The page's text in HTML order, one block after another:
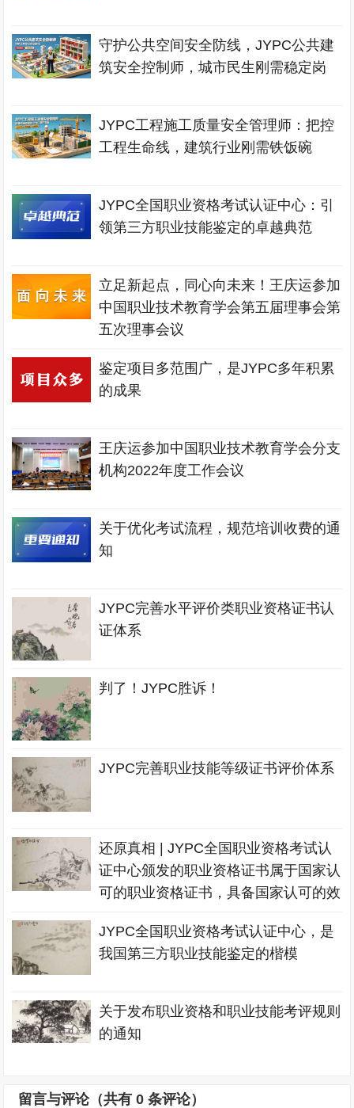
守护公共空间安全防线，JYPC公共建
筑安全控制师，城市民生刚需稳定岗
JYPC工程施工质量安全管理师：把控
工程生命线，建筑行业刚需铁饭碗
JYPC全国职业资格考试认证中心：引
领第三方职业技能鉴定的卓越典范
立足新起点，同心向未来！王庆运参加
中国职业技术教育学会第五届理事会第
五次理事会议
鉴定项目多范围广，是JYPC多年积累
的成果
王庆运参加中国职业技术教育学会分支
机构2022年度工作会议
关于优化考试流程，规范培训收费的通
知
JYPC完善水平评价类职业资格证书认
证体系
判了！JYPC胜诉！
JYPC完善职业技能等级证书评价体系
还原真相 | JYPC全国职业资格考试认
证中心颁发的职业资格证书属于国家认
可的职业资格证书，具备国家认可的效
JYPC全国职业资格考试认证中心，是
我国第三方职业技能鉴定的楷模
关于发布职业资格和职业技能考评规则
的通知
留言与评论（共有0 条评论）